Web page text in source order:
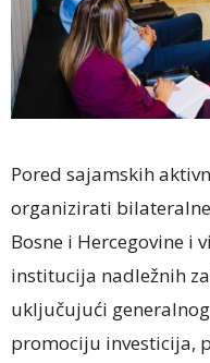
Pored sajamskih
organizirati
Bosne i Hercegovine i
institucija nadležnih
uključujući
promociju investicija,